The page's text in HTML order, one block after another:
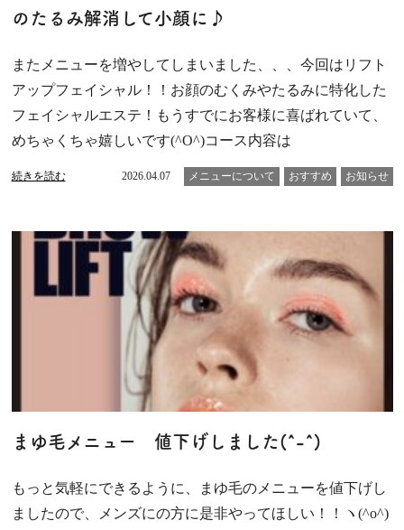
のたるみ解消して小顔に♪
またメニューを増やしてしまいました、、、今回はリフト
アップフェイシャル！！お顔のむくみやたるみに特化した
フェイシャルエステ！もうすでにお客様に喜ばれていて、
めちゃくちゃ嬉しいです(^O^)コース内容は
続きを読む 2026.04.07 メニューについて おすすめ お知らせ
まゆ毛メニュー 値下げしました(^-^)
もっと気軽にできるように、まゆ毛のメニューを値下げし
ましたので、メンズにの方に是非やってほしい！！ヽ(^o^)